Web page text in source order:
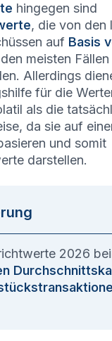
hingegen sind
, die von den
auf Basis
meisten
Allerdings
für die
als die
da sie auf
und somit
darstellen.
2026